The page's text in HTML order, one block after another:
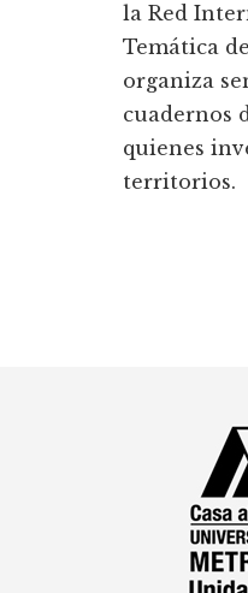
la Red
Temática
organiza
cuadernos
quienes
territorios.